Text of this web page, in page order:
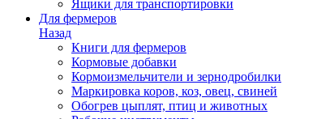
Ящики для транспортировки
Для фермеров
Назад
Книги для фермеров
Кормовые добавки
Кормоизмельчители и зернодробилки
Маркировка коров, коз, овец, свиней
Обогрев цыплят, птиц и животных